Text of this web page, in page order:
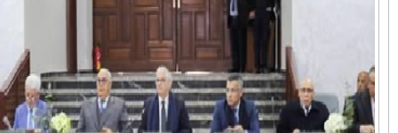
ردهات الم...
وعمال النقل الحضري
ارتياحهم بعد إنهاء عقد
شركة "سيتي باص"
الإفريقي 2025" ..
شاهد القاذفة النووية
في تدريب مع ثماني
مقاتلات من نوع F-16
تابعة للقوات الجوية
الملكية المغربية